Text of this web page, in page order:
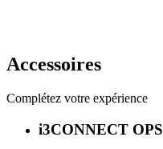
Accessoires
Complétez votre expérience
i3CONNECT OPS